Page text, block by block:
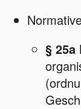
§ 25a